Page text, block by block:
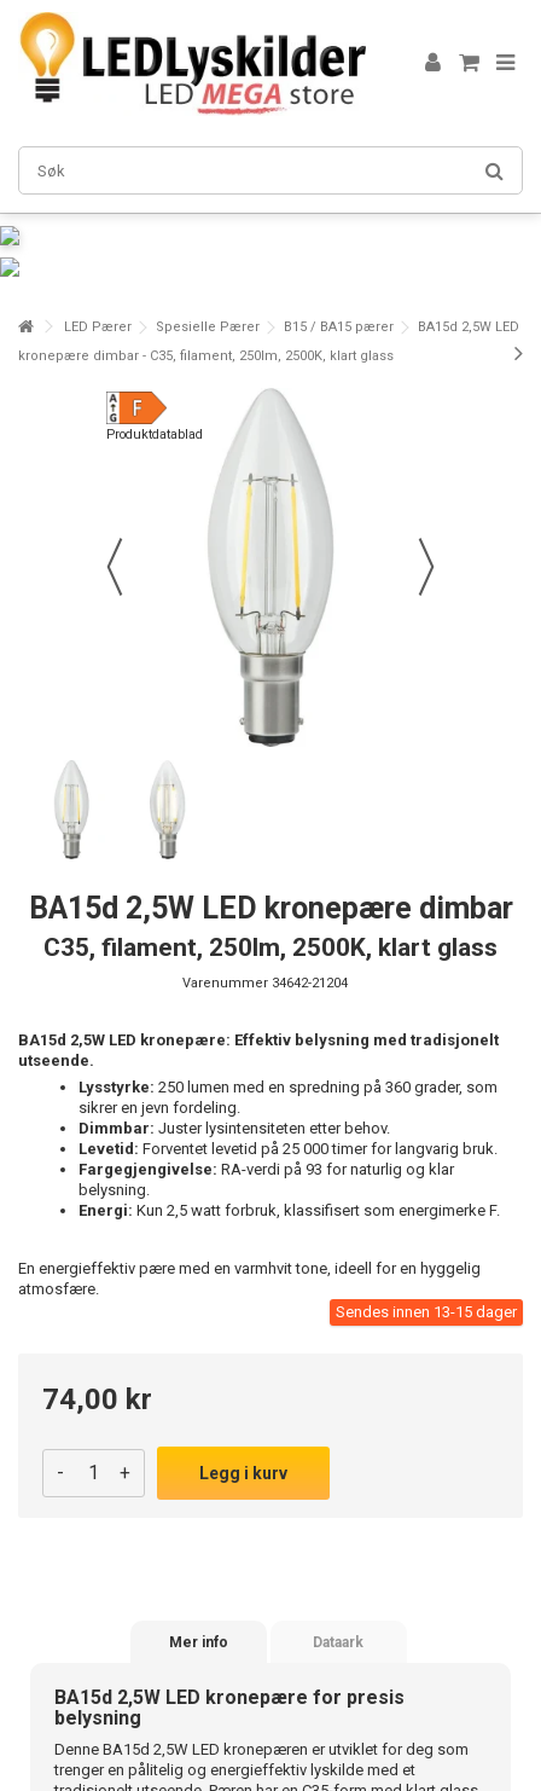
LED Pærer Spesielle Pærer B15 / BA15 pærer
BA15d 2,5W LED
kronepære dimbar - C35, filament, 250lm, 2500K, klart glass
Produktdatablad
BA15d 2,5W LED kronepære dimbar
C35, filament, 250lm, 2500K, klart glass
Varenummer 34642-21204
BA15d 2,5W LED kronepære: Effektiv belysning med tradisjonelt
utseende.
Lysstyrke: 250 lumen med en spredning på 360 grader, som
sikrer en jevn fordeling.
Dimmbar: Juster lysintensiteten etter behov.
Levetid: Forventet levetid på 25 000 timer for langvarig bruk.
Fargegjengivelse: RA-verdi på 93 for naturlig og klar
belysning.
Energi: Kun 2,5 watt forbruk, klassifisert som energimerke F.
En energieffektiv pære med en varmhvit tone, ideell for en hyggelig
atmosfære.
Sendes innen 13-15 dager
74,00 kr
- + Legg i kurv
Mer info Dataark
BA15d 2,5W LED kronepære for presis
belysning
Denne BA15d 2,5W LED kronepæren er utviklet for deg som
trenger en pålitelig og energieffektiv lyskilde med et